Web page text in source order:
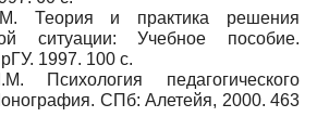
Теория и практика решения
ситуации: Учебное пособие.
1997. 100 с.
Психология педагогического
СПб: Алетейя, 2000. 463